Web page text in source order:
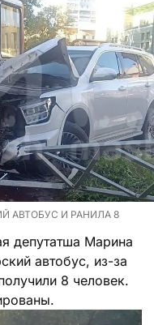
АВТОБУС И РАНИЛА 8
депутатша Марина
автобус, из-за
8 человек.